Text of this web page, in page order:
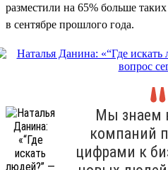
разместили на 65% больше
в сентябре прошлого года.
Мы знаем
компаний
цифрами к